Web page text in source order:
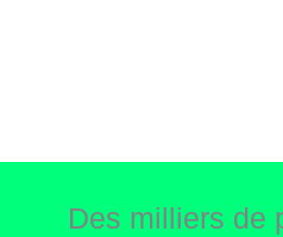
Des milliers de